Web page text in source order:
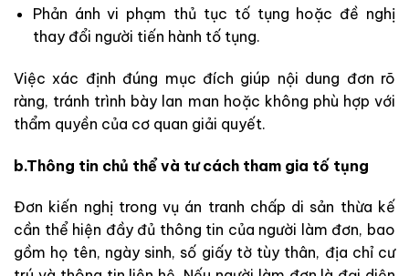
Phản ánh vi phạm thủ tục tố tụng hoặc đề nghị
thay đổi người tiến hành tố tụng.
Việc xác định đúng mục đích giúp nội dung đơn rõ
ràng, tránh trình bày lan man hoặc không phù hợp với
thẩm quyền của cơ quan giải quyết.
b.Thông tin chủ thể và tư cách tham gia tố tụng
Đơn kiến nghị trong vụ án tranh chấp di sản thừa kế
cần thể hiện đầy đủ thông tin của người làm đơn, bao
gồm họ tên, ngày sinh, số giấy tờ tùy thân, địa chỉ cư